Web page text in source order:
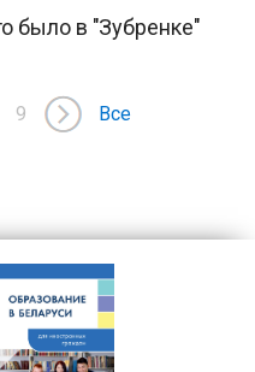
было в "Зубренке"
9 Все